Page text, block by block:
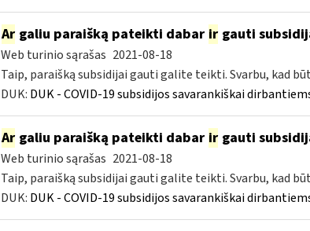
Argaliu paraišką pateikti dabar irgauti
Web turinio sąrašas 2021-08-18
Taip, paraišką subsidijai gauti galite teikti. Svarbu, kad
DUK: DUK - COVID-19 subsidijos savarankiškai
Argaliu paraišką pateikti dabar irgauti
Web turinio sąrašas 2021-08-18
Taip, paraišką subsidijai gauti galite teikti. Svarbu, kad
DUK: DUK - COVID-19 subsidijos savarankiškai